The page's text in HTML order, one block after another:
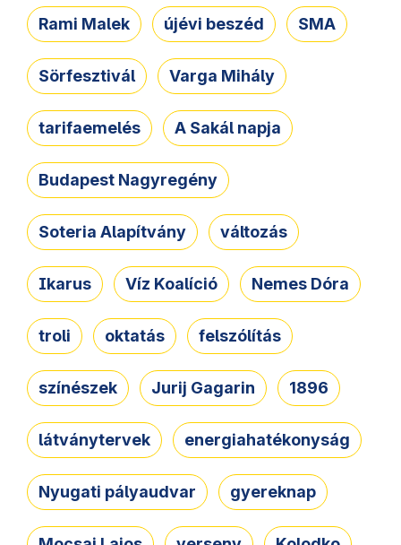
Rami Malek újévi beszéd SMA
Sörfesztivál Varga Mihály
tarifaemelés A Sakál napja
Budapest Nagyregény
Soteria Alapítvány változás
Ikarus Víz Koalíció Nemes Dóra
troli oktatás felszólítás
színészek Jurij Gagarin 1896
látványtervek energiahatékonyság
Nyugati pályaudvar gyereknap